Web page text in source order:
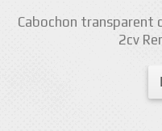
Cabochon transparent
2cv